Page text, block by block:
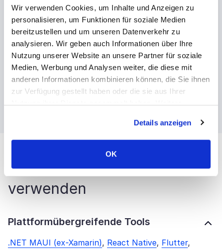
Wir verwenden Cookies, um Inhalte und Anzeigen zu
personalisieren, um Funktionen für soziale Medien
bereitzustellen und um unseren Datenverkehr zu
analysieren. Wir geben auch Informationen über Ihre
Nutzung unserer Website an unsere Partner für soziale
Medien, Werbung und Analysen weiter, die diese mit
anderen Informationen kombinieren können, die Sie ihnen
zur Verfügung gestellt haben oder die sie aus Ihrer
Nutzung ihrer Dienste gesammelt haben. Weitere
Details anzeigen
OK
für mobile Apps
1. Analyse der
Geschäftsanforderungen
2.
Technologien, die wir
verwenden
Plattformübergreifende Tools
.NET MAUI (ex-Xamarin), React Native, Flutter,